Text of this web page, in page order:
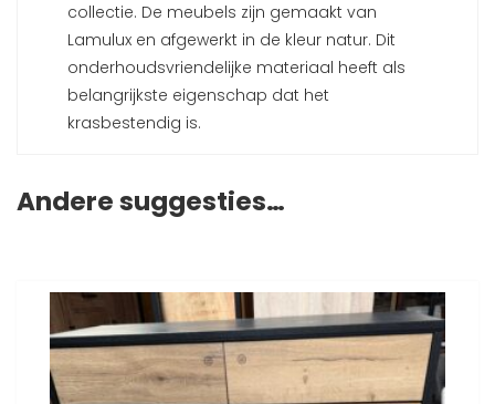
collectie. De meubels zijn gemaakt van
Lamulux en afgewerkt in de kleur natur. Dit
onderhoudsvriendelijke materiaal heeft als
belangrijkste eigenschap dat het
krasbestendig is.
Andere suggesties…